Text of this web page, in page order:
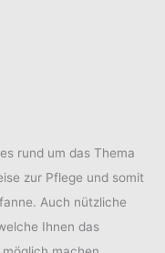
rund um das Thema
zur Pflege und somit
Auch nützliche
Ihnen das